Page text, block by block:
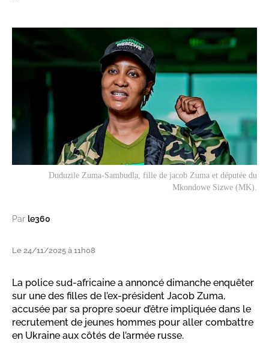
Duduzile Zuma-Sambudla, fille de jacob Zuma et députée du
Mkondowe Sizwe (MK).
Par le360
Le 24/11/2025 à 11h08
La police sud-africaine a annoncé dimanche enquêter
sur une des filles de l’ex-président Jacob Zuma,
accusée par sa propre soeur d’être impliquée dans le
recrutement de jeunes hommes pour aller combattre
en Ukraine aux côtés de l’armée russe.